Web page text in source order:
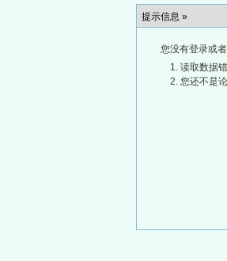
提示信息 »
您没有登录或
读取数据
您还不是